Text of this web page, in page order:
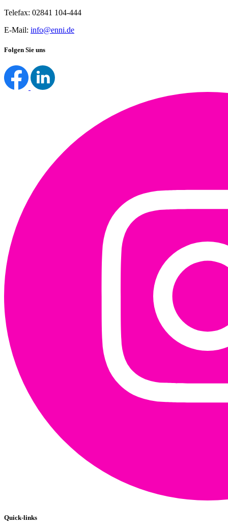
Telefax: 02841 104-444
E-Mail: info@enni.de
Folgen Sie uns
Quick-links